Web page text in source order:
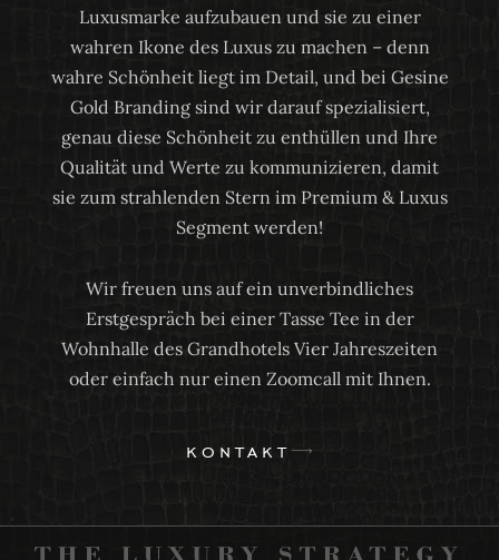
Luxusmarke aufzubauen und sie zu einer
wahren Ikone des Luxus zu machen – denn
wahre Schönheit liegt im Detail, und bei Gesine
Gold Branding sind wir darauf spezialisiert,
genau diese Schönheit zu enthüllen und Ihre
Qualität und Werte zu kommunizieren, damit
sie zum strahlenden Stern im Premium & Luxus
Segment werden!
Wir freuen uns auf ein unverbindliches
Erstgespräch bei einer Tasse Tee in der
Wohnhalle des Grandhotels Vier Jahreszeiten
oder einfach nur einen Zoomcall mit Ihnen.
kontakt